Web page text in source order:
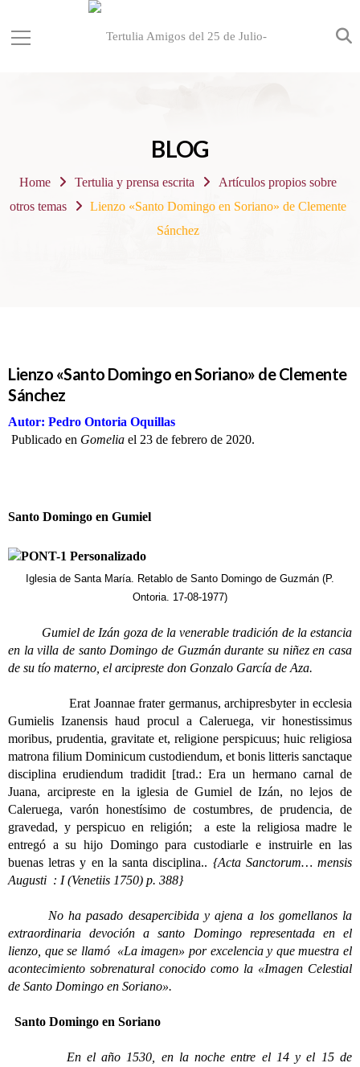
BLOG
Home Tertulia y prensa escrita
Artículos propios sobre
otros temas
Lienzo «Santo Domingo en Soriano» de Clemente
Sánchez
Lienzo «Santo Domingo en Soriano» de Clemente
Sánchez
Autor: Pedro Ontoria Oquillas
Publicado en Gomelia el 23 de febrero de 2020.
Santo Domingo en Gumiel
Iglesia de Santa María. Retablo de Santo Domingo de Guzmán (P.
Ontoria. 17-08-1977)
Gumiel de Izán goza de la venerable tradición de la estancia
en la villa de santo Domingo de Guzmán durante su niñez en casa
de su tío materno, el arcipreste don Gonzalo García de Aza.
Erat Joannae frater germanus, archipresbyter in ecclesia
Gumielis Izanensis haud procul a Caleruega, vir honestissimus
moribus, prudentia, gravitate et, religione perspicuus; huic religiosa
matrona filium Dominicum custodiendum, et bonis litteris sanctaque
disciplina erudiendum tradidit [trad.: Era un hermano carnal de
Juana, arcipreste en la iglesia de Gumiel de Izán, no lejos de
Caleruega, varón honestísimo de costumbres, de prudencia, de
gravedad, y perspicuo en religión; a este la religiosa madre le
entregó a su hijo Domingo para custodiarle e instruirle en las
buenas letras y en la santa disciplina.. {Acta Sanctorum… mensis
Augusti : I (Venetiis 1750) p. 388}
No ha pasado desapercibida y ajena a los gomellanos la
extraordinaria devoción a santo Domingo representada en el
lienzo, que se llamó «La imagen» por excelencia y que muestra el
acontecimiento sobrenatural conocido como la «Imagen Celestial
de Santo Domingo en Soriano».
Santo Domingo en Soriano
En el año 1530, en la noche entre el 14 y el 15 de